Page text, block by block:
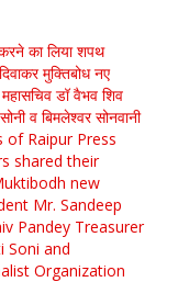
का लिया शपथ
मुक्तिबोध नए
महासचिव डॉ वैभव शिव
व बिमलेश्वर सोनवानी
of Raipur Press
shared their
new
Mr. Sandeep
Pandey Treasurer
Soni and
Organization